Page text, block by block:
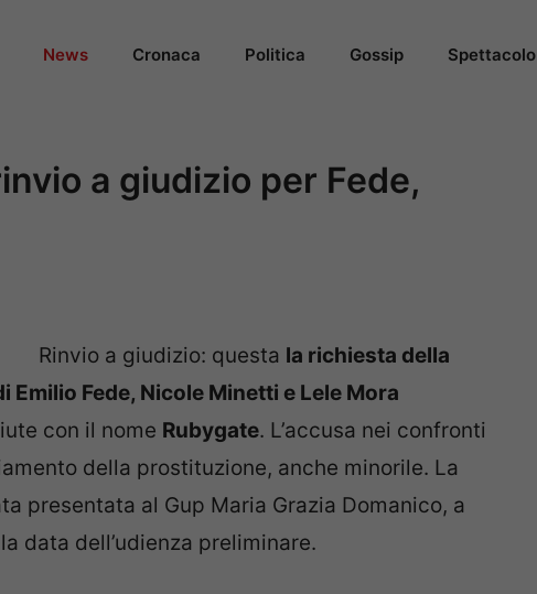
News Cronaca Politica Gossip Spettacolo
a giudizio per Fede,
Rinvio a giudizio: questa la richiesta della
Fede, Nicole Minetti e Lele Mora
con il nome Rubygate. L’accusa nei confronti
della prostituzione, anche minorile. La
presentata al Gup Maria Grazia Domanico, a
data dell’udienza preliminare.